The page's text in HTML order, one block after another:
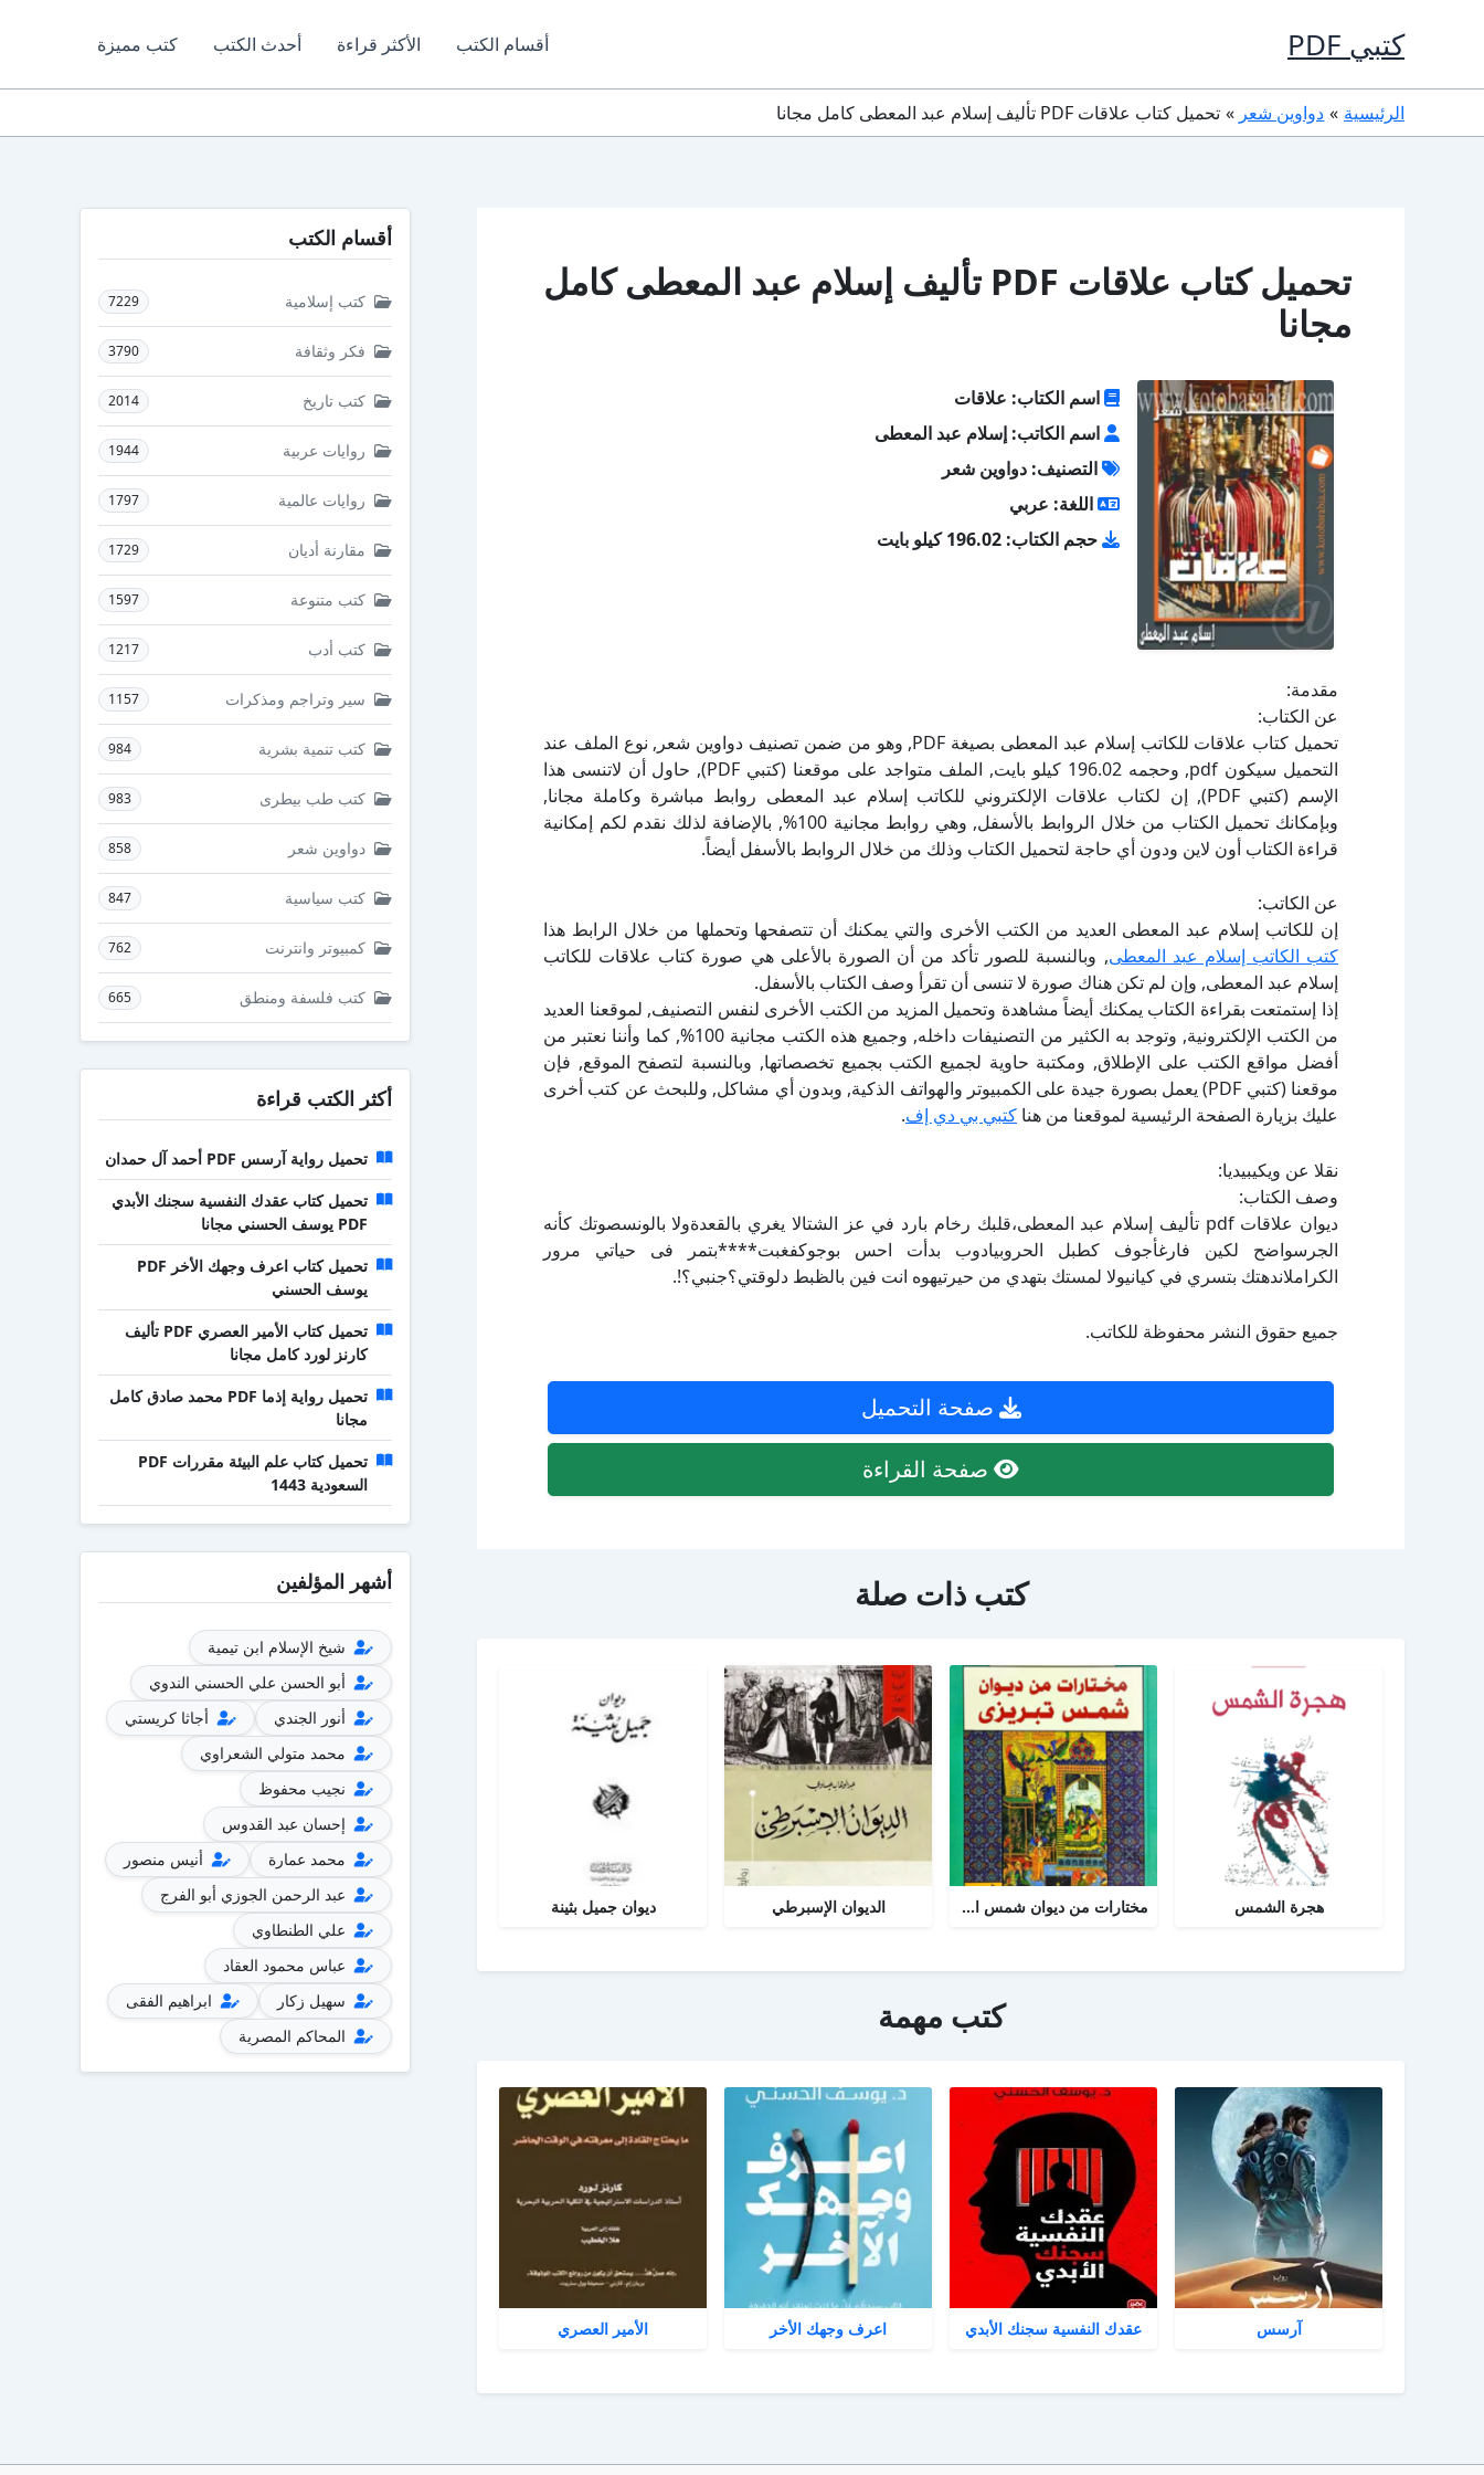
كتبي PDF أقسام الكتب الأكثر قراءة أحدث الكتب كتب مميزة
الرئيسية دواوين شعر تحميل كتاب علاقات PDF تأليف إسلام عبد المعطى كامل مجانا
تحميل كتاب علاقات PDF تأليف إسلام عبد المعطى كامل
مجانا
اسم الكتاب: علاقات
اسم الكاتب: إسلام عبد المعطى
التصنيف: دواوين شعر
اللغة: عربي
حجم الكتاب: 196.02 كيلو بايت
مقدمة:
عن الكتاب:
تحميل كتاب علاقات للكاتب إسلام عبد المعطى بصيغة PDF, وهو من ضمن تصنيف دواوين شعر, نوع الملف عند
التحميل سيكون pdf, وحجمه 196.02 كيلو بايت, الملف متواجد على موقعنا (كتبي PDF), حاول أن لاتنسى هذا
الإسم (كتبي PDF), إن لكتاب علاقات الإلكتروني للكاتب إسلام عبد المعطى روابط مباشرة وكاملة مجانا,
وبإمكانك تحميل الكتاب من خلال الروابط بالأسفل, وهي روابط مجانية 100%, بالإضافة لذلك نقدم لكم إمكانية
قراءة الكتاب أون لاين ودون أي حاجة لتحميل الكتاب وذلك من خلال الروابط بالأسفل أيضاً.
عن الكاتب:
إن للكاتب إسلام عبد المعطى العديد من الكتب الأخرى والتي يمكنك أن تتصفحها وتحملها من خلال الرابط هذا
كتب الكاتب إسلام عبد المعطى, وبالنسبة للصور تأكد من أن الصورة بالأعلى هي صورة كتاب علاقات للكاتب
إسلام عبد المعطى, وإن لم تكن هناك صورة لا تنسى أن تقرأ وصف الكتاب بالأسفل.
إذا إستمتعت بقراءة الكتاب يمكنك أيضاً مشاهدة وتحميل المزيد من الكتب الأخرى لنفس التصنيف, لموقعنا العديد
من الكتب الإلكترونية, وتوجد به الكثير من التصنيفات داخله, وجميع هذه الكتب مجانية 100%, كما وأننا نعتبر من
أفضل مواقع الكتب على الإطلاق, ومكتبة حاوية لجميع الكتب بجميع تخصصاتها, وبالنسبة لتصفح الموقع, فإن
موقعنا (كتبي PDF) يعمل بصورة جيدة على الكمبيوتر والهواتف الذكية, وبدون أي مشاكل, وللبحث عن كتب أخرى
عليك بزيارة الصفحة الرئيسية لموقعنا من هنا كتبي بي دي إف.
نقلا عن ويكيبيديا:
وصف الكتاب:
ديوان علاقات pdf تأليف إسلام عبد المعطى،قلبك رخام بارد في عز الشتالا يغري بالقعدةولا بالونسصوتك كأنه
الجرسواضح لكين فارغأجوف كطبل الحروبيادوب بدأت احس بوجوكفغبت****بتمر فى حياتي مرور
الكراملاندهتك بتسري في كيانيولا لمستك بتهدي من حيرتيهوه انت فين بالظبط دلوقتي؟جنبي؟!.
جميع حقوق النشر محفوظة للكاتب.
صفحة التحميل
صفحة القراءة
كتب ذات صلة
هجرة الشمس مختارات من ديوان شمس الدين تبريزي الديوان الإسبرطي ديوان جميل بثينة
كتب مهمة
آرسس عقدك النفسية سجنك الأبدي اعرف وجهك الأخر الأمير العصري
أقسام الكتب
كتب إسلامية 7229
فكر وثقافة 3790
كتب تاريخ 2014
روايات عربية 1944
روايات عالمية 1797
مقارنة أديان 1729
كتب متنوعة 1597
كتب أدب 1217
سير وتراجم ومذكرات 1157
كتب تنمية بشرية 984
كتب طب بيطرى 983
دواوين شعر 858
كتب سياسية 847
كمبيوتر وانترنت 762
كتب فلسفة ومنطق 665
أكثر الكتب قراءة
تحميل رواية آرسس PDF أحمد آل حمدان
تحميل كتاب عقدك النفسية سجنك الأبدي
PDF يوسف الحسني مجانا
تحميل كتاب اعرف وجهك الأخر PDF
يوسف الحسني
تحميل كتاب الأمير العصري PDF تأليف
كارنز لورد كامل مجانا
تحميل رواية إذما PDF محمد صادق كامل
مجانا
تحميل كتاب علم البيئة مقررات PDF
السعودية 1443
أشهر المؤلفين
شيخ الإسلام ابن تيمية
أبو الحسن علي الحسني الندوي
أنور الجندي
أجاثا كريستي
محمد متولي الشعراوي
نجيب محفوظ
إحسان عبد القدوس
محمد عمارة
أنيس منصور
عبد الرحمن الجوزي أبو الفرج
علي الطنطاوي
عباس محمود العقاد
سهيل زكار
ابراهيم الفقى
المحاكم المصرية